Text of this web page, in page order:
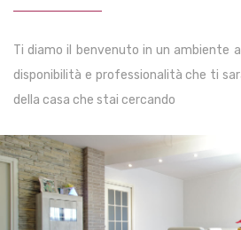
Ti diamo il benvenuto in un ambiente
disponibilità e professionalità che ti
della casa che stai cercando